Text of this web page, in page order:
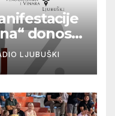
donosi
i
LJUBUŠKI